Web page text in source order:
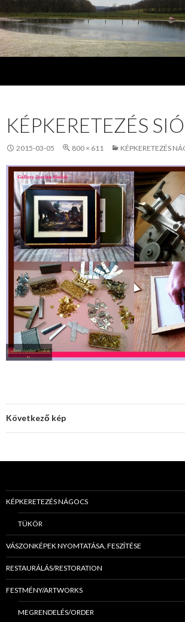
KÉPKERETEZÉS
2015-03-05 800 × 611 KÉPKERETEZÉS
Következő kép
KÉPKERETEZÉS NÁGOCS
TÜKÖR
VÁSZONKÉPEK NYOMTATÁSA, FESZÍTÉSE
RESTAURÁLÁS/RESTORATION
FESTMÉNY/ARTWORKS
MEGRENDELÉS/ORDER